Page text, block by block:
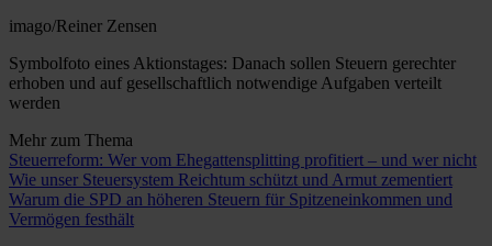
imago/Reiner Zensen
Symbolfoto eines Aktionstages: Danach sollen Steuern gerechter
erhoben und auf gesellschaftlich notwendige Aufgaben verteilt
werden
Mehr zum Thema
Steuerreform: Wer vom Ehegattensplitting profitiert – und wer nicht
Wie unser Steuersystem Reichtum schützt und Armut zementiert
Warum die SPD an höheren Steuern für Spitzeneinkommen und
Vermögen festhält